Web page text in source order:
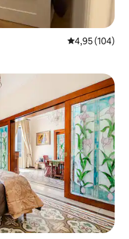
Priemerné
4,95 (104)